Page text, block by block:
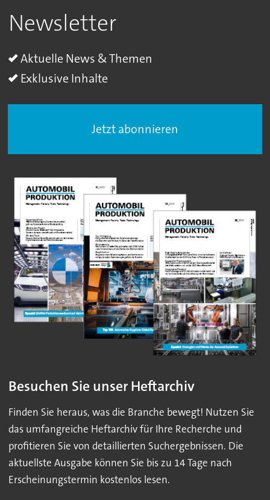
Newsletter
Aktuelle News & Themen
Exklusive Inhalte
Jetzt abonnieren
Besuchen Sie unser Heftarchiv
Finden Sie heraus, was die Branche bewegt! Nutzen Sie
das umfangreiche Heftarchiv für Ihre Recherche und
profitieren Sie von detaillierten Suchergebnissen. Die
aktuellste Ausgabe können Sie bis zu 14 Tage nach
Erscheinungstermin kostenlos lesen.